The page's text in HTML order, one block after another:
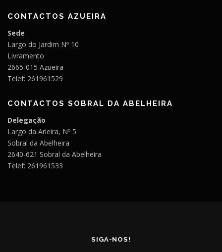
CONTACTOS AZUEIRA
Sede
Largo do Jardim Nº 10
Livramento
2665-015 Azueira
Telef: 261961529
CONTACTOS SOBRAL DA ABELHEIRA
Delegação
Largo da Arieira, Nº 5
Sobral da Abelheira
2640-621 Sobral da Abelheira
Telef: 261961533
SIGA-NOS!